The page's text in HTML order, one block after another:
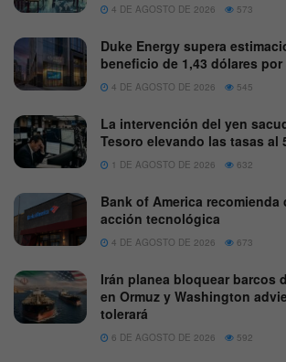
4 DE AGOSTO DE 2026 573
Duke Energy supera
beneficio de 1,43 dólares
4 DE AGOSTO DE 2026 545
La intervención del yen
Tesoro elevando las tasas al
1 DE AGOSTO DE 2026 632
Bank of America recomienda
acción tecnológica
4 DE AGOSTO DE 2026 673
Irán planea bloquear barcos
en Ormuz y Washington
tolerará
6 DE AGOSTO DE 2026 592